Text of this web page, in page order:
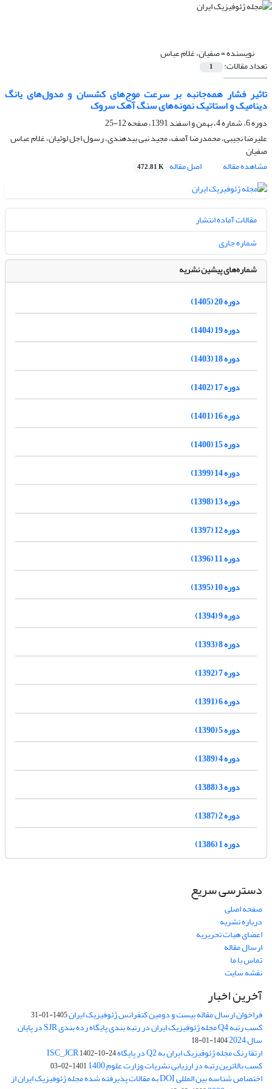
نویسنده =صفیان، غلام عباس
تعداد مقالات: 1
تاثیر فشار همه‌جانبه بر سرعت موج‌های کشسان و مدول‌های یانگ
دینامیک و استاتیک نمونه‌های سنگ آهک سروک
دوره 6، شماره 4، بهمن و اسفند 1391، صفحه
12-25
علیرضا نجیبی، محمدرضا آصف، مجید نبی بیدهندی، رسول اجل لوئیان، غلام عباس
صفیان
مشاهده مقاله
اصل مقاله 472.81 K
مقالات آماده انتشار
شماره جاری
شماره‌های پیشین نشریه
دوره 20 (1405)
دوره 19 (1404)
دوره 18 (1403)
دوره 17 (1402)
دوره 16 (1401)
دوره 15 (1400)
دوره 14 (1399)
دوره 13 (1398)
دوره 12 (1397)
دوره 11 (1396)
دوره 10 (1395)
دوره 9 (1394)
دوره 8 (1393)
دوره 7 (1392)
دوره 6 (1391)
دوره 5 (1390)
دوره 4 (1389)
دوره 3 (1388)
دوره 2 (1387)
دوره 1 (1386)
دسترسی سریع
صفحه اصلی
درباره نشریه
اعضای هیات تحریریه
ارسال مقاله
تماس با ما
نقشه سایت
آخرین اخبار
فراخوان ارسال مقاله بیست و دومین کنفرانس ژئوفیزیک ایران1405-01-31
کسب رتبه Q4 مجله ژئوفیزیک ایران در رتبه بندی پایگاه رده بندی SJR در پایان
سال 2024 1404-01-18
ارتقا رنک مجله ژئوفیزیک ایران به Q2 در پایگاه ISC_JCR 1402-10-24
کسب بالاترین رتبه در ارزیابی نشریات وزارت علوم 1400 1401-02-03
اختصاص شناسه بین المللی DOI به مقالات پذیرفته شده مجله ژئوفیزیک ایران از